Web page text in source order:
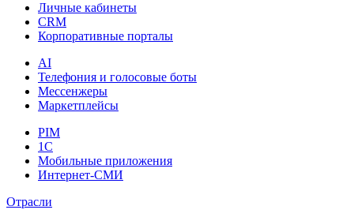
Личные кабинеты
CRM
Корпоративные порталы
AI
Телефония и голосовые боты
Мессенжеры
Маркетплейсы
PIM
1C
Мобильные приложения
Интернет-СМИ
Отрасли